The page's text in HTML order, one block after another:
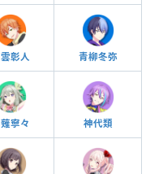
彰人 青柳冬弥
寧々 神代類